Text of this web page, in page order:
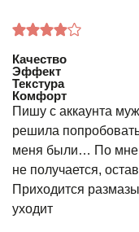
Качество
Эффект
Текстура
Комфорт
Пишу с аккаунта
решила
меня были… По мне,
не получается,
Приходится
уходит